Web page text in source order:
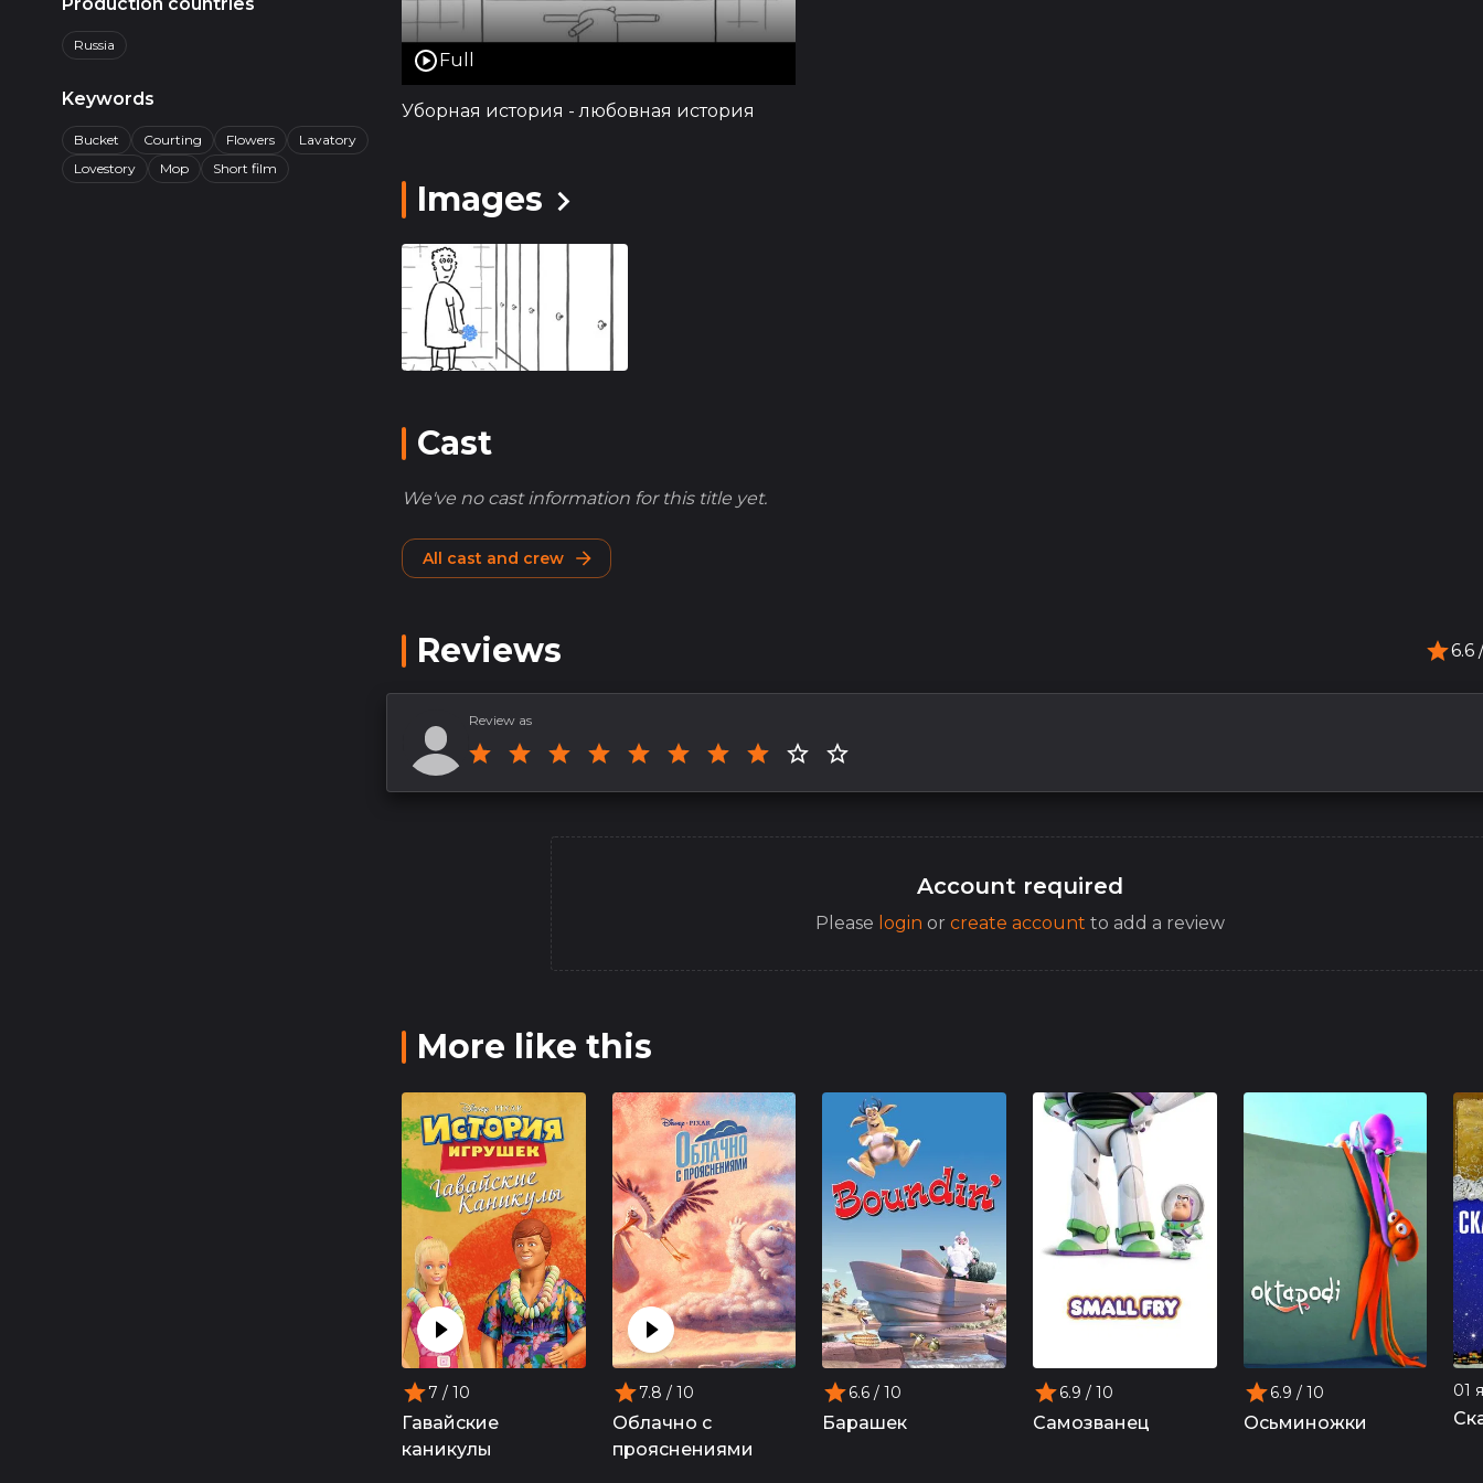
Russia
Keywords
Bucket Courting Flowers
Lavatory
Lovestory
Mop Short film
превратить самую обыденную ситуацию в увлекательный рассказ, способный вызвать улыбку и трепет в сердце.
напоминает, что магия любви может ожидать нас на каждом шагу, даже в самых неожиданных местах, и что
способны преодолеть любые барьеры и предрассудки.
Full
Уборная история - любовная история
Images
Cast
We've no cast information for this title yet.
All cast and crew
Reviews 6.6
Review as
Account required
Please login or create account to add a review
More like this
7 / 10
Гавайские
каникулы
7.8 / 10
Облачно с
прояснениями
6.6 / 10
Барашек
6.9 / 10
Самозванец
6.9 / 10
Осьминожки
01